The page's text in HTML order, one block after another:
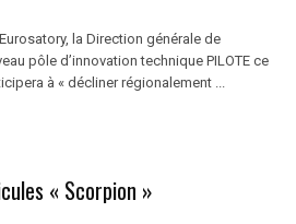
la Direction générale de
pôle d’innovation technique PILOTE ce
à « décliner régionalement ...
« Scorpion »